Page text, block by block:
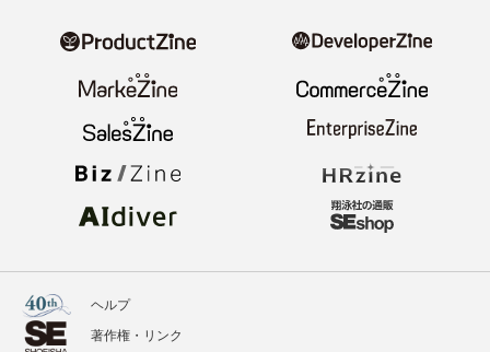
ヘルプ
著作権・リンク